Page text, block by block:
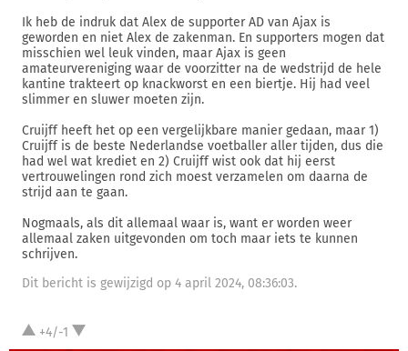
Ik heb de indruk dat Alex de supporter AD van Ajax is
geworden en niet Alex de zakenman. En supporters mogen dat
misschien wel leuk vinden, maar Ajax is geen
amateurvereniging waar de voorzitter na de wedstrijd de hele
kantine trakteert op knackworst en een biertje. Hij had veel
slimmer en sluwer moeten zijn.
Cruijff heeft het op een vergelijkbare manier gedaan, maar 1)
Cruijff is de beste Nederlandse voetballer aller tijden, dus die
had wel wat krediet en 2) Cruijff wist ook dat hij eerst
vertrouwelingen rond zich moest verzamelen om daarna de
strijd aan te gaan.
Nogmaals, als dit allemaal waar is, want er worden weer
allemaal zaken uitgevonden om toch maar iets te kunnen
schrijven.
Dit bericht is gewijzigd op 4 april 2024, 08:36:03.
+4/-1